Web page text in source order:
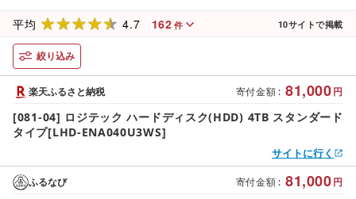
平均 4.7 162 件 10サイトで掲載
絞り込み
寄付金額 : 81,000円
楽天ふるさと納税
[081-04] ロジテック ハードディスク(HDD) 4TB スタンダード
タイプ[LHD-ENA040U3WS]
サイトに行く
寄付金額 : 81,000円
ふるなび